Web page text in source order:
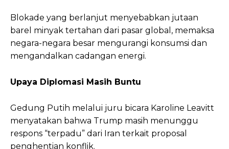
Blokade yang berlanjut menyebabkan jutaan
barel minyak tertahan dari pasar global, memaksa
negara-negara besar mengurangi konsumsi dan
mengandalkan cadangan energi.
Upaya Diplomasi Masih Buntu
Gedung Putih melalui juru bicara Karoline Leavitt
menyatakan bahwa Trump masih menunggu
respons “terpadu” dari Iran terkait proposal
penghentian konflik.